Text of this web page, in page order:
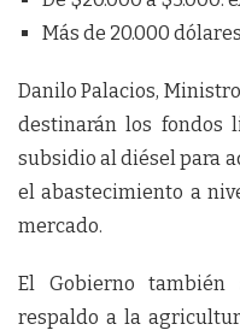
Más de 20.000
Danilo Palacios,
destinarán los fondos
subsidio al diésel para
el abastecimiento a
mercado.
El Gobierno también
respaldo a la